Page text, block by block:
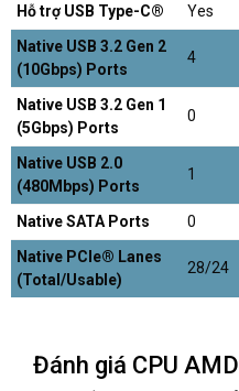
Hỗ trợ USB Type-C®
Yes
Native USB 3.2 Gen 2
(10Gbps) Ports
4
Native USB 3.2 Gen 1
(5Gbps) Ports
0
Native USB 2.0
(480Mbps) Ports
1
Native SATA Ports
0
Native PCIe® Lanes
(Total/Usable)
28/24
Đánh giá CPU